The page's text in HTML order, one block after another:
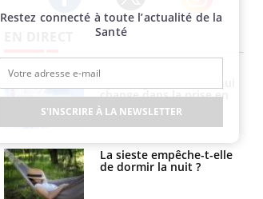
Facebook Twitter Instagram
change dans la prise en
charge des femmes
enceintes
La sieste empêche-t-elle
de dormir la nuit ?
Restez connecté à toute l’actualité de la
Santé
S'INSCRIRE À LA NEWSLETTER